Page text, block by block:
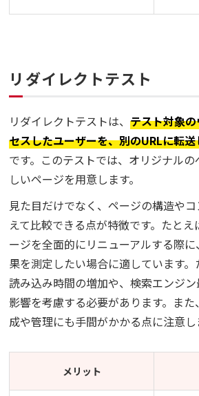
リダイレクトテスト
リダイレクトテストは、テスト対象
セスしたユーザーを、別のURLに転
です。このテストでは、オリジナル
しいページを用意します。
見た目だけでなく、ページの構造や
えて比較できる点が特徴です。たと
ージを全面的にリニューアルする際
果を測定したい場合に適しています
読み込み時間の増加や、検索エンジ
影響を考慮する必要があります。ま
成や管理にも手間がかかる点に注意し
メリット